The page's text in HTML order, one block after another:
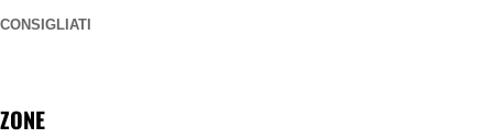
CONSIGLIATI
ZONE